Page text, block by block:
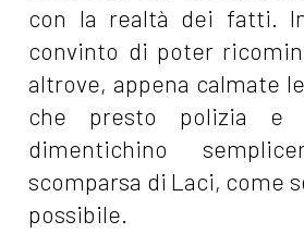
con la realtà dei fatti.
convinto di poter
altrove, appena calmate
che presto polizia e
dimentichino
scomparsa di Laci, come
possibile.